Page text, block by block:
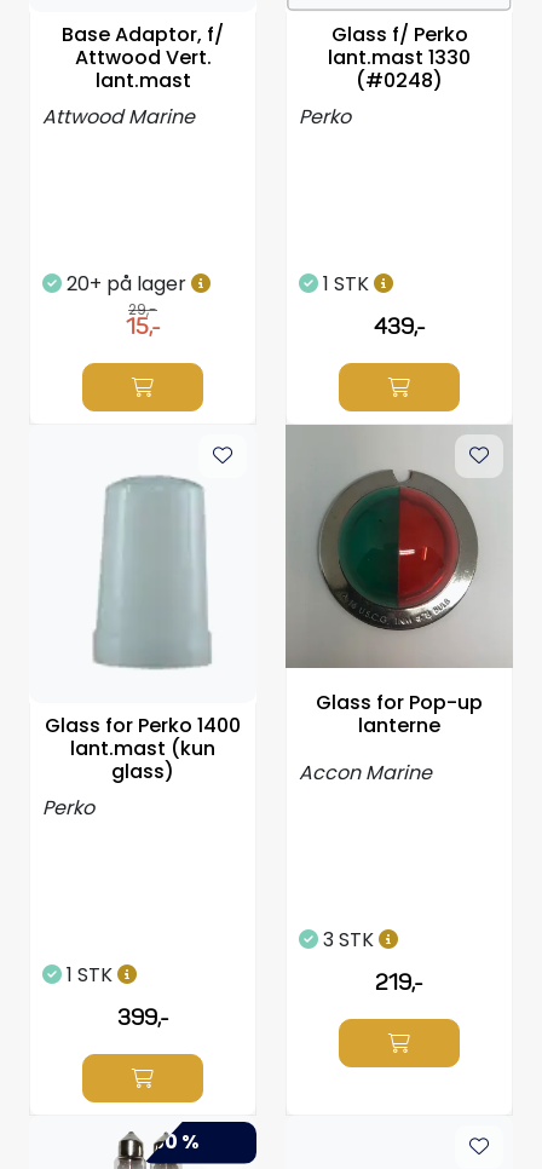
Base Adaptor, f/
Attwood Vert.
lant.mast
Attwood Marine
20+ på lager
29,-
15,-
Glass f/ Perko
lant.mast 1330
(#0248)
Perko
1 STK
439,-
Glass for Perko 1400
lant.mast (kun
glass)
Perko
1 STK
399,-
Glass for Pop-up
lanterne
Accon Marine
3 STK
219,-
-50 %
Styring/kontroll
Verktøy
Anoder
Brannslukkere
Motordeler
Propeller
Servicesett